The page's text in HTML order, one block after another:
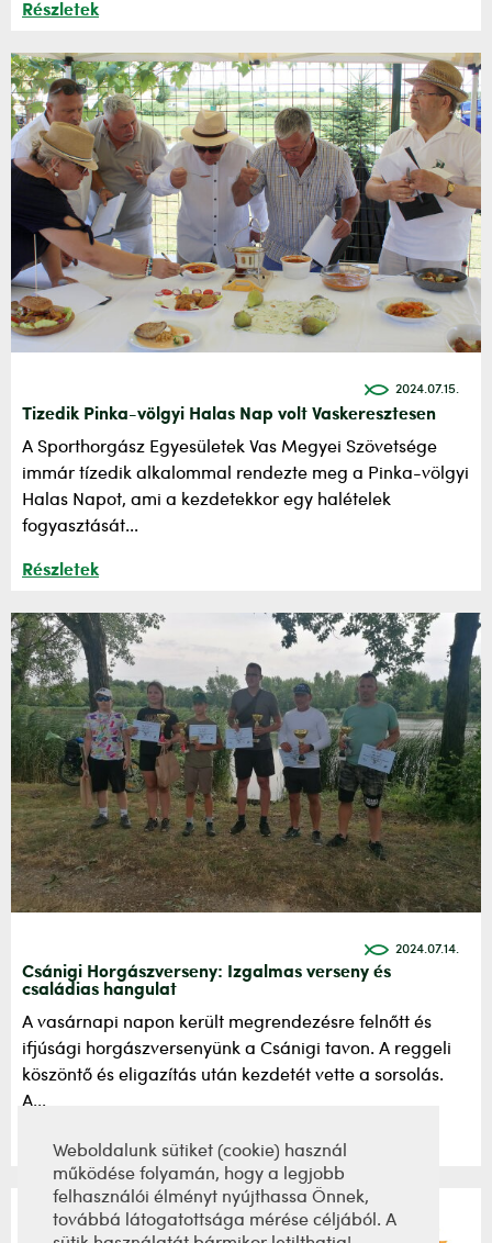
Weboldalunk sütiket (cookie) használ
működése folyamán, hogy a legjobb
felhasználói élményt nyújthassa Önnek,
továbbá látogatottsága mérése céljából. A
Részletek
2024.07.15.
Tizedik Pinka-völgyi Halas Nap volt Vaskeresztesen
A Sporthorgász Egyesületek Vas Megyei Szövetsége
immár tízedik alkalommal rendezte meg a Pinka-völgyi
Halas Napot, ami a kezdetekkor egy halételek
fogyasztását...
Részletek
2024.07.14.
Csánigi Horgászverseny: Izgalmas verseny és
családias hangulat
A vasárnapi napon került megrendezésre felnőtt és
ifjúsági horgászversenyünk a Csánigi tavon. A reggeli
köszöntő és eligazítás után kezdetét vette a sorsolás.
A...
Részletek